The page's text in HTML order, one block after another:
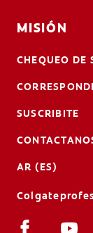
MISIÓN
CHEQUEO DE
SUSCRIBITE
AR (ES)